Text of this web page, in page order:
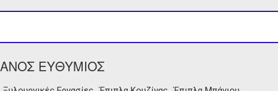
ΕΥΘΥΜΙΟΣ